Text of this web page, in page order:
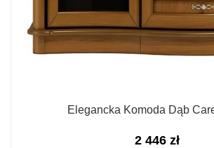
Elegancka Komoda Dąb
2 446 zł